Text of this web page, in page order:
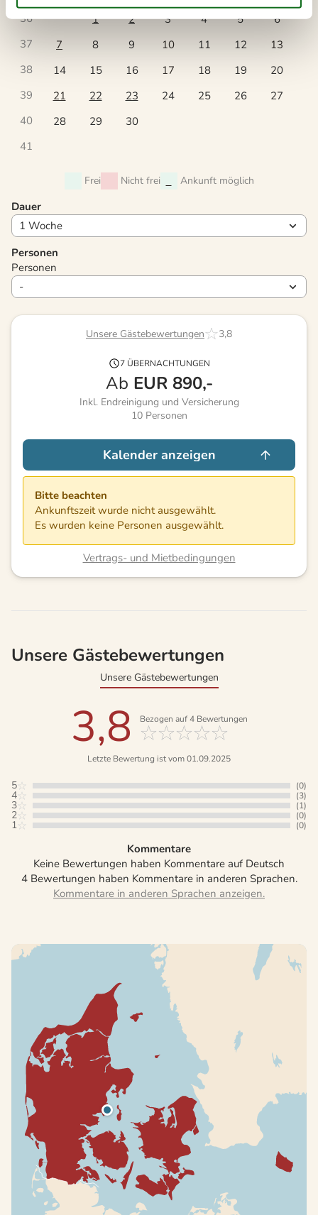
36
1 2 3 4 5
6
37
7 8 9 10 11 12
13
38
14 15 16 17 18 19
20
39
21 22 23 24 25 26
27
40
28 29
30
41
Frei Nicht frei Ankunft möglich
Dauer
Personen
Personen
Unsere Gästebewertungen 3,8
7 ÜBERNACHTUNGEN
Ab EUR 890,-
Inkl. Endreinigung und Versicherung
10 Personen
Kalender anzeigen
Bitte beachten
Ankunftszeit wurde nicht ausgewählt.
Es wurden keine Personen ausgewählt.
Vertrags- und Mietbedingungen
Unsere Gästebewertungen
Unsere Gästebewertungen
3,8 Bezogen auf4Bewertungen
Letzte Bewertung ist vom 01.09.2025
5 (0)
4 (3)
3 (1)
2 (0)
1 (0)
Kommentare
Keine Bewertungen haben Kommentare auf Deutsch
4 Bewertungen haben Kommentare in anderen Sprachen.